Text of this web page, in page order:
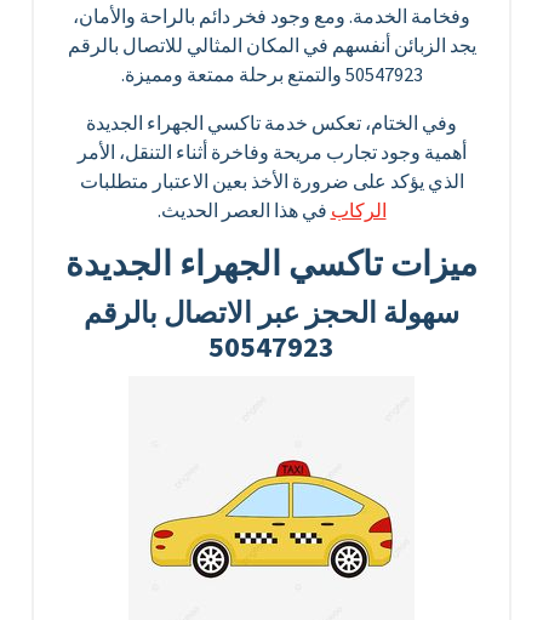
وفخامة الخدمة. ومع وجود فخر دائم بالراحة والأمان،
يجد الزبائن أنفسهم في المكان المثالي للاتصال بالرقم
50547923 والتمتع برحلة ممتعة ومميزة.
وفي الختام، تعكس خدمة تاكسي الجهراء الجديدة
أهمية وجود تجارب مريحة وفاخرة أثناء التنقل، الأمر
الذي يؤكد على ضرورة الأخذ بعين الاعتبار متطلبات
الركابفي هذا العصر الحديث.
ميزات تاكسي الجهراء الجديدة
سهولة الحجز عبر الاتصال بالرقم
50547923